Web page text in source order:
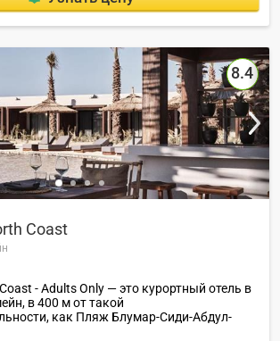
8.4
Coast
- Adults Only — это курортный отель в
в 400 м от такой
как Пляж Блумар-Сиди-Абдул-